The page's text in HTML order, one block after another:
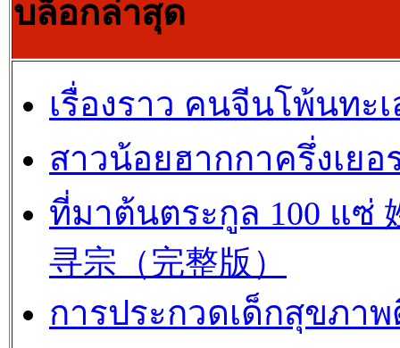
บล็อกล่าสุด
เรื่องราว คนจีนโพ้นทะ
สาวน้อยฮากกาครึ่งเยอ
ที่มาต้นตระกูล 100 แซ่
寻宗（完整版）
การประกวดเด็กสุขภา